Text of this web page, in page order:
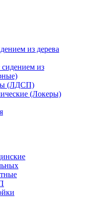
из дерева
сидением из
(ЛДСП)
(Локеры)